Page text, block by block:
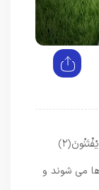
﴿۲﴾
مى ‏شوند و